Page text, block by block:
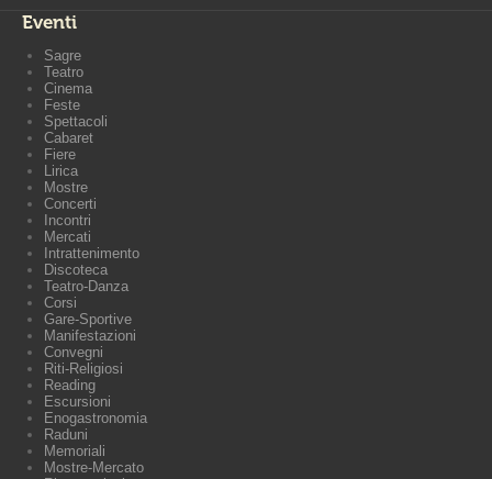
Eventi
Sagre
Teatro
Cinema
Feste
Spettacoli
Cabaret
Fiere
Lirica
Mostre
Concerti
Incontri
Mercati
Intrattenimento
Discoteca
Teatro-Danza
Corsi
Gare-Sportive
Manifestazioni
Convegni
Riti-Religiosi
Reading
Escursioni
Enogastronomia
Raduni
Memoriali
Mostre-Mercato